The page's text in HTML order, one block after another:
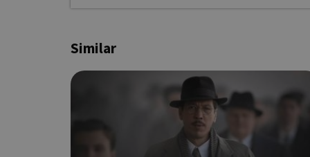
Similar
LangCookie